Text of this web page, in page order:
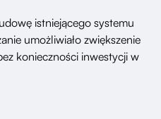
istniejącego systemu
umożliwiało zwiększenie
konieczności inwestycji w